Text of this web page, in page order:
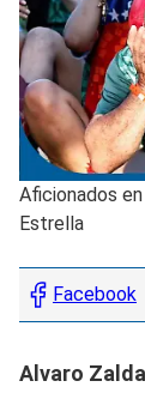
Aficionados
Estrella
Facebook
Alvaro